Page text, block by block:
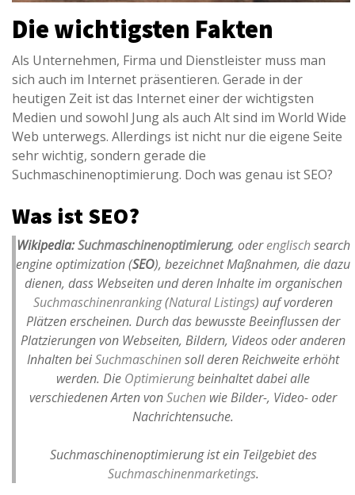
Die wichtigsten Fakten
Als Unternehmen, Firma und Dienstleister muss man
sich auch im Internet präsentieren. Gerade in der
heutigen Zeit ist das Internet einer der wichtigsten
Medien und sowohl Jung als auch Alt sind im World Wide
Web unterwegs. Allerdings ist nicht nur die eigene Seite
sehr wichtig, sondern gerade die
Suchmaschinenoptimierung. Doch was genau ist SEO?
Was ist SEO?
Wikipedia:Suchmaschinenoptimierung, oderenglisch search
engine optimization(SEO), bezeichnet Maßnahmen, die dazu
dienen, dass Webseiten und deren Inhalte im organischen
Suchmaschinenranking(Natural Listings) auf vorderen
Plätzen erscheinen. Durch das bewusste Beeinflussen der
Platzierungen von Webseiten, Bildern, Videos oder anderen
Inhalten beiSuchmaschinensoll deren Reichweite erhöht
werden. Die Optimierungbeinhaltet dabei alle
verschiedenen Arten vonSuchen wie Bilder-, Video- oder
Nachrichtensuche.
Suchmaschinenoptimierung ist ein Teilgebiet des
Suchmaschinenmarketings.